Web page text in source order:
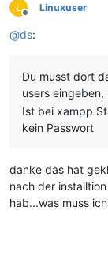
L
Offline
Linuxuser
@ds:
Du musst dort
users
Ist bei xampp
kein Passwort
danke das hat
nach der
hab...was muss